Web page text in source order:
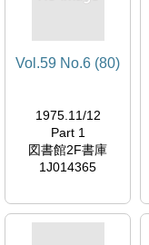
Vol.59 No.6 (80)
1975.11/12
Part 1
図書館2F書庫
1J014365